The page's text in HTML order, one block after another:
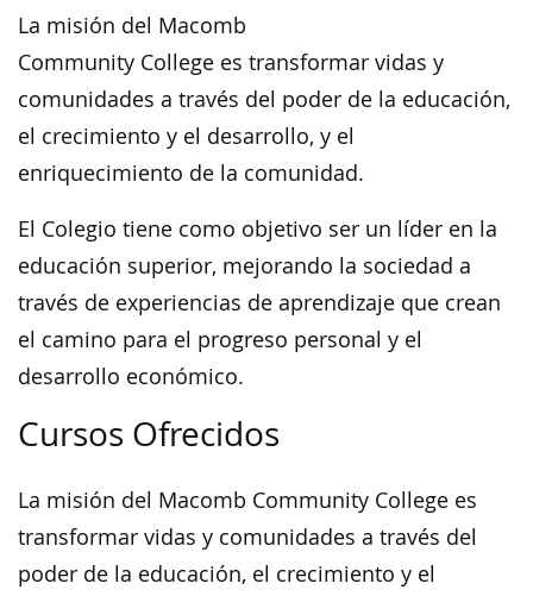
La misión del Macomb
Community College es transformar vidas y
comunidades a través del poder de la educación,
el crecimiento y el desarrollo, y el
enriquecimiento de la comunidad.
El Colegio tiene como objetivo ser un líder en la
educación superior, mejorando la sociedad a
través de experiencias de aprendizaje que crean
el camino para el progreso personal y el
desarrollo económico.
Cursos Ofrecidos
La misión del Macomb Community College es
transformar vidas y comunidades a través del
poder de la educación, el crecimiento y el